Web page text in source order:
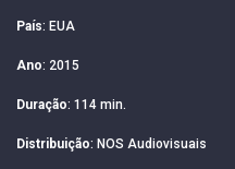
País: EUA
Ano: 2015
Duração: 114 min.
Distribuição: NOS Audiovisuais